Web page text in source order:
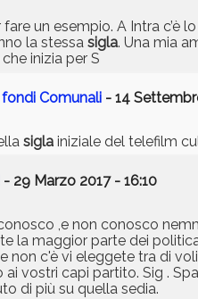
un esempio. A Intra
la stessa sigla. Una mia
inizia per S
Comunali - 14
sigla iniziale del telefilm
- 29 Marzo 2017 - 16:10
,e non conosco
la maggior parte dei
non c'è vi eleggete tra di
vostri capi partito. Sig .
di più su quella sedia.